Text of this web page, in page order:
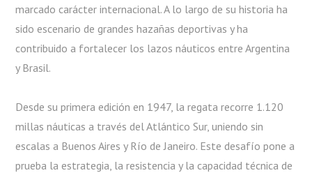
marcado carácter internacional. A lo largo de su historia ha
sido escenario de grandes hazañas deportivas y ha
contribuido a fortalecer los lazos náuticos entre Argentina
y Brasil.
Desde su primera edición en 1947, la regata recorre 1.120
millas náuticas a través del Atlántico Sur, uniendo sin
escalas a Buenos Aires y Río de Janeiro. Este desafío pone a
prueba la estrategia, la resistencia y la capacidad técnica de